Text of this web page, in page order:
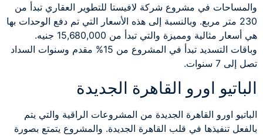
والمساحات في مشروع شركة لافيستا للتطوير العقاري تبدأ من
230 متر مربع. وبالنسبة إلى هذه الأسعار التي تم دفع الوحدات بها
هي أسعار مثالية ومميزة والتي تبدأ من 15,680,000 جنيه.
وباقات التسديد تبدأ في المشروع من 15% مقدم وسنوات السداد
تصل إلى 7 سنوات.
الباتيو اورو القاهرة الجديدة
الباتيو اورو القاهرة الجديدة من المشروعات الراقية والتي يتم
بالفعل تنفيذها في قلب القاهرة الجديدة. والمشروع يتمتع بصورة